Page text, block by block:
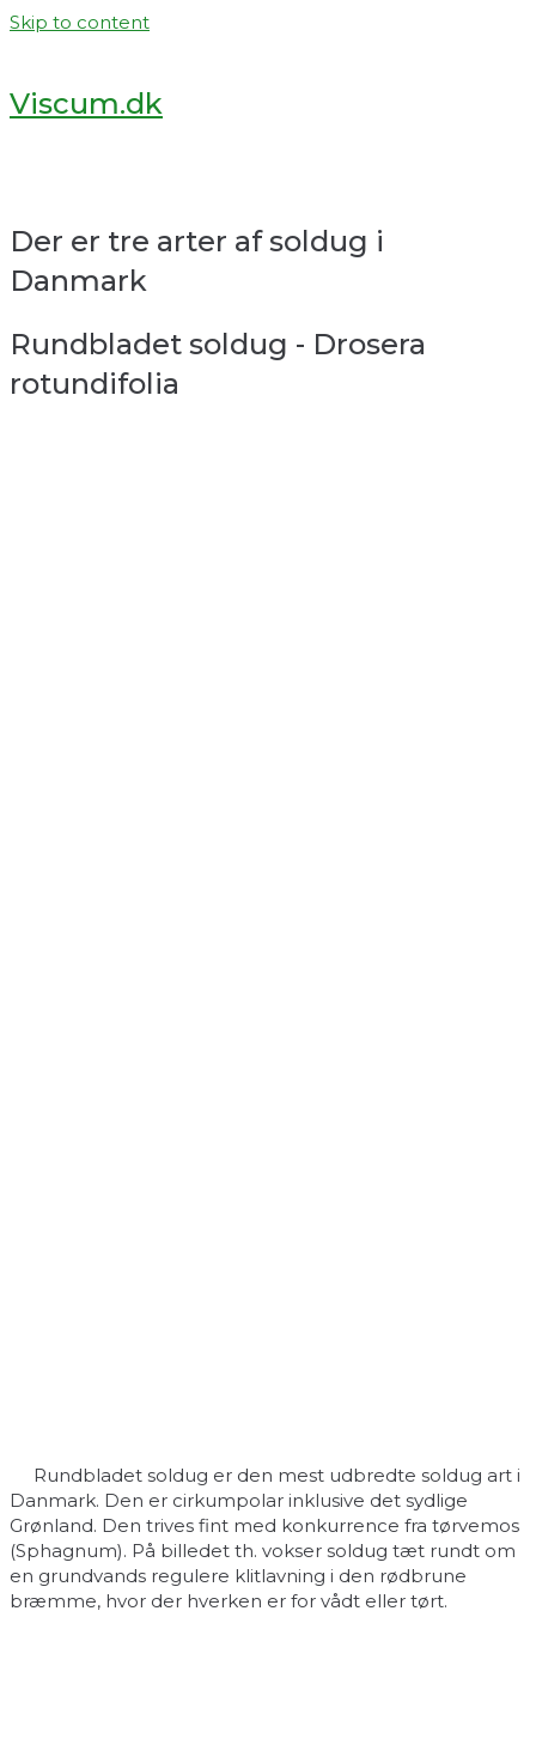
Skip to content
Viscum.dk
Der er tre arter af soldug i
Danmark
Rundbladet soldug - Drosera
rotundifolia
Rundbladet soldug er den mest udbredte soldug art i
Danmark. Den er cirkumpolar inklusive det sydlige
Grønland. Den trives fint med konkurrence fra tørvemos
(Sphagnum). På billedet th. vokser soldug tæt rundt om
en grundvands regulere klitlavning i den rødbrune
bræmme, hvor der hverken er for vådt eller tørt.